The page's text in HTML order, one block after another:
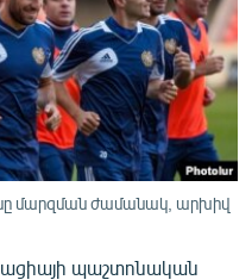
մարզման ժամանակ, արխիվ
պաշտոնական